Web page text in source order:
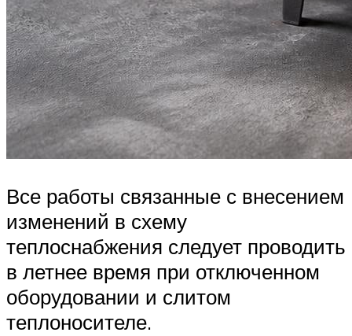
Все работы связанные с внесением
изменений в схему
теплоснабжения следует проводить
в летнее время при отключенном
оборудовании и слитом
теплоносителе.